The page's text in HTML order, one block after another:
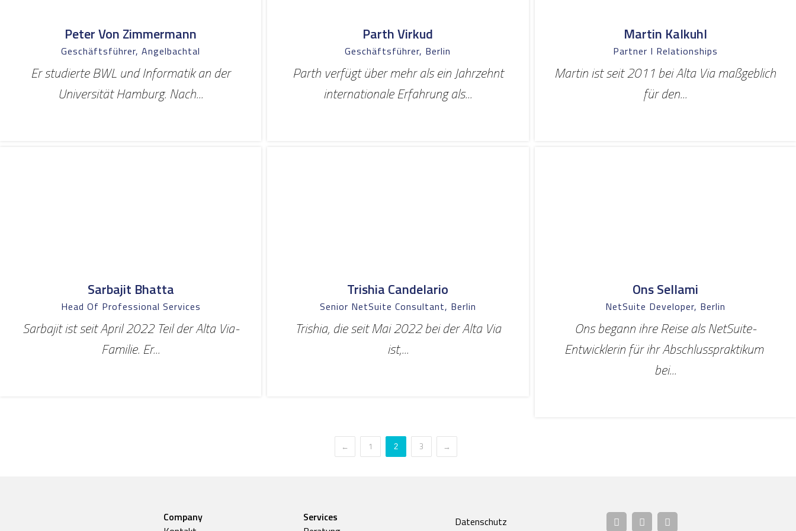
Peter Von Zimmermann
Geschäftsführer, Angelbachtal
Er studierte BWL und Informatik an der
Universität Hamburg. Nach...
Parth Virkud
Geschäftsführer, Berlin
Parth verfügt über mehr als ein Jahrzehnt
internationale Erfahrung als...
Martin Kalkuhl
Partner I Relationships
Martin ist seit 2011 bei Alta Via maßgeblich
für den...
Sarbajit Bhatta
Head Of Professional Services
Sarbajit ist seit April 2022 Teil der Alta Via-
Familie. Er...
Trishia Candelario
Senior NetSuite Consultant, Berlin
Trishia, die seit Mai 2022 bei der Alta Via
ist,...
Ons Sellami
NetSuite Developer, Berlin
Ons begann ihre Reise als NetSuite-
Entwicklerin für ihr Abschlusspraktikum
bei...
← 1 2 3 →
Company
Services
Datenschutz